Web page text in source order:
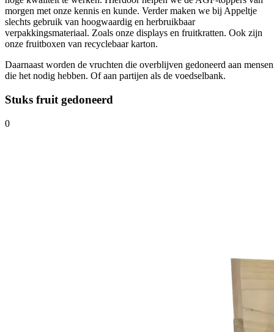
morgen met onze kennis en kunde. Verder maken we bij Appeltje
slechts gebruik van hoogwaardig en herbruikbaar
verpakkingsmateriaal. Zoals onze displays en fruitkratten. Ook zijn
onze fruitboxen van recyclebaar karton.
Daarnaast worden de vruchten die overblijven gedoneerd aan mensen
die het nodig hebben. Of aan partijen als de voedselbank.
Stuks fruit gedoneerd
0